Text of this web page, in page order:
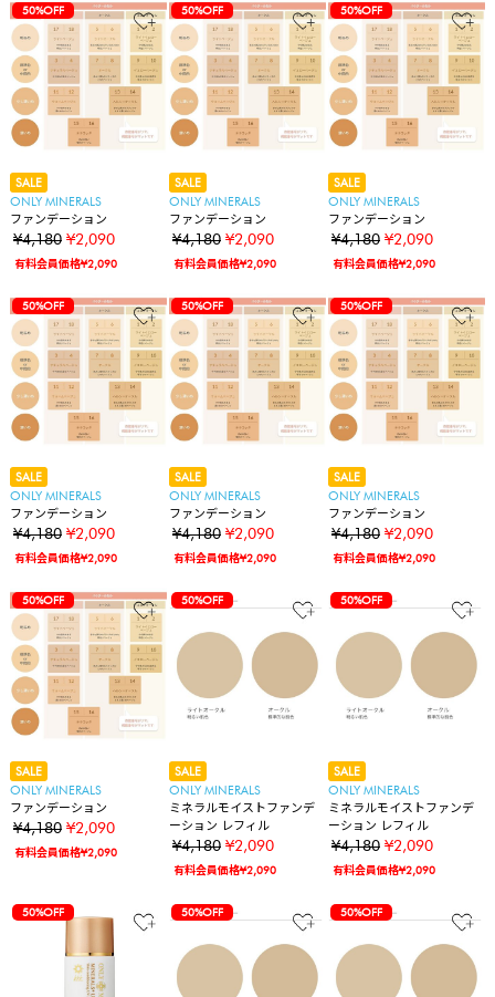
50%OFF
SALE
ONLY MINERALS
ファンデーション
¥4,180 ¥2,090
有料会員価格¥2,090
50%OFF
SALE
ONLY MINERALS
ファンデーション
¥4,180 ¥2,090
有料会員価格¥2,090
50%OFF
SALE
ONLY MINERALS
ファンデーション
¥4,180 ¥2,090
有料会員価格¥2,090
50%OFF
SALE
ONLY MINERALS
ファンデーション
¥4,180 ¥2,090
有料会員価格¥2,090
50%OFF
SALE
ONLY MINERALS
ファンデーション
¥4,180 ¥2,090
有料会員価格¥2,090
50%OFF
SALE
ONLY MINERALS
ファンデーション
¥4,180 ¥2,090
有料会員価格¥2,090
50%OFF
SALE
ONLY MINERALS
ファンデーション
¥4,180 ¥2,090
有料会員価格¥2,090
50%OFF
SALE
ONLY MINERALS
ミネラルモイストファンデ
ーション レフィル
¥4,180 ¥2,090
有料会員価格¥2,090
50%OFF
SALE
ONLY MINERALS
ミネラルモイストファンデ
ーション レフィル
¥4,180 ¥2,090
有料会員価格¥2,090
50%OFF 50%OFF 50%OFF